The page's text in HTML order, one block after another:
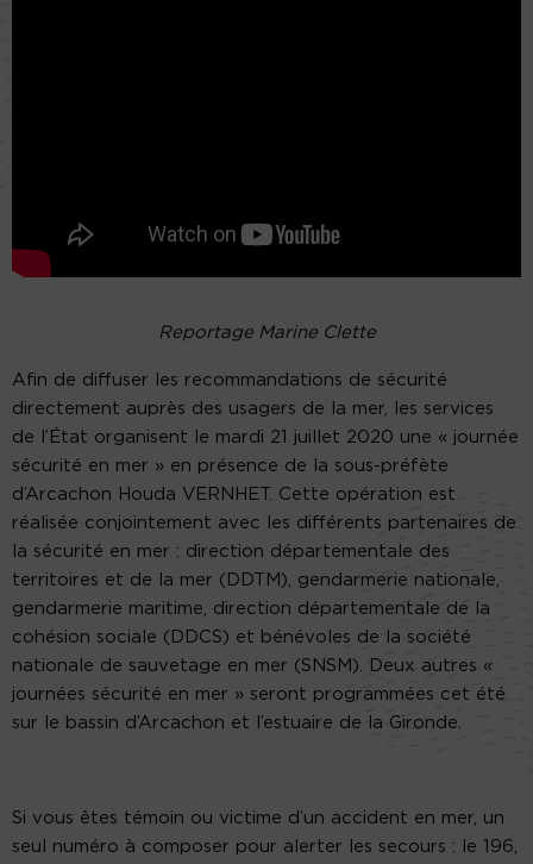
Reportage Marine Clette
Afin de diffuser les recommandations de sécurité
directement auprès des usagers de la mer, les services
de l’État organisent le mardi 21 juillet 2020 une « journée
sécurité en mer » en présence de la sous-préfète
d’Arcachon Houda VERNHET. Cette opération est
réalisée conjointement avec les différents partenaires de
la sécurité en mer : direction départementale des
territoires et de la mer (DDTM), gendarmerie nationale,
gendarmerie maritime, direction départementale de la
cohésion sociale (DDCS) et bénévoles de la société
nationale de sauvetage en mer (SNSM). Deux autres «
journées sécurité en mer » seront programmées cet été
sur le bassin d’Arcachon et l’estuaire de la Gironde.
Si vous êtes témoin ou victime d’un accident en mer, un
seul numéro à composer pour alerter les secours : le 196,